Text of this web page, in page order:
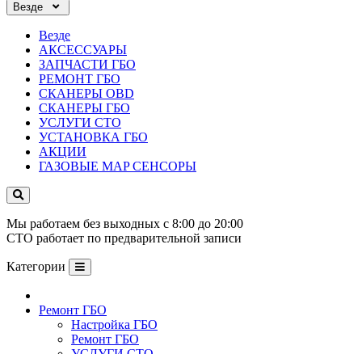
Везде
Везде
АКСЕССУАРЫ
ЗАПЧАСТИ ГБО
РЕМОНТ ГБО
СКАНЕРЫ OBD
СКАНЕРЫ ГБО
УСЛУГИ СТО
УСТАНОВКА ГБО
АКЦИИ
ГАЗОВЫЕ MAP СЕНСОРЫ
Мы работаем без выходных с 8:00 до 20:00
СТО работает по предварительной записи
Категории
Ремонт ГБО
Настройка ГБО
Ремонт ГБО